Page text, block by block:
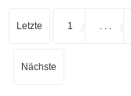
Letzte 1
Nächste